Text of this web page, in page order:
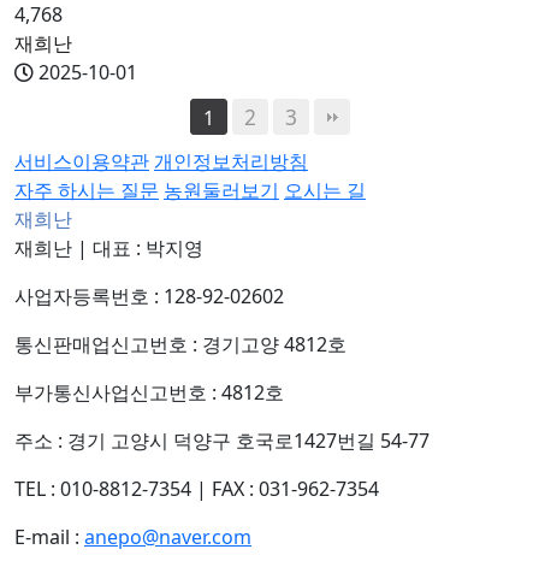
4,768
재희난
2025-10-01
1
2 3
서비스이용약관 개인정보처리방침
자주 하시는 질문 농원둘러보기 오시는 길
재희난
재희난 | 대표 : 박지영
사업자등록번호 : 128-92-02602
통신판매업신고번호 : 경기고양 4812호
부가통신사업신고번호 : 4812호
주소 : 경기 고양시 덕양구 호국로1427번길 54-77
TEL : 010-8812-7354 | FAX : 031-962-7354
E-mail : anepo@naver.com